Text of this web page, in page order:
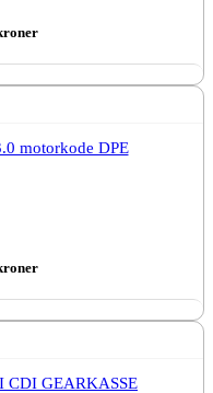
motorkode DPE
CDI GEARKASSE